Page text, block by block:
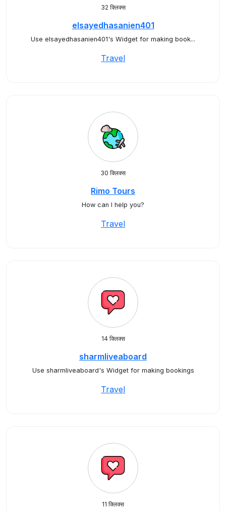
32 क्लिक्स
elsayedhasanien401
Use elsayedhasanien401's Widget for making book...
Travel
30 क्लिक्स
Rimo Tours
How can I help you?
Travel
14 क्लिक्स
sharmliveaboard
Use sharmliveaboard's Widget for making bookings
Travel
11 क्लिक्स